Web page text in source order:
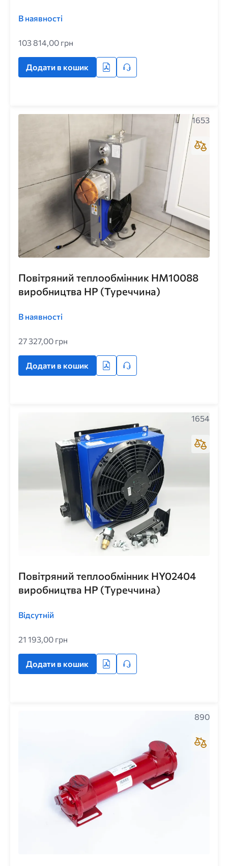
В наявності
103 814,00 грн
Додати в кошик
Повітряний теплообмінник HM10088
виробництва НР (Туреччина)
В наявності
27 327,00 грн
Додати в кошик
1653
Повітряний теплообмінник HY02404
виробництва HP (Туреччина)
Відсутній
21 193,00 грн
Додати в кошик
1654
890